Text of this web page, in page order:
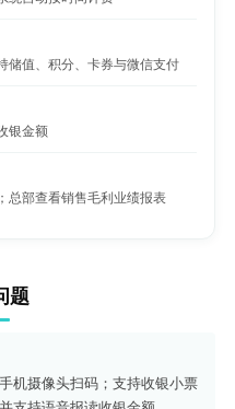
储值、积分、卡券与微信支付
银金额
总部查看销售毛利业绩报表
题
机摄像头扫码；支持收银小票